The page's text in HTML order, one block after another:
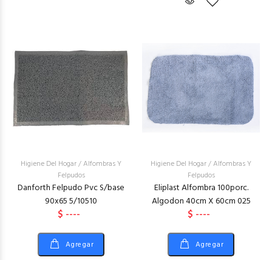
Higiene Del Hogar/Alfombras Y
Felpudos
Danforth Felpudo Pvc S/base
90x65 5/10510
$ ----
Agregar
Higiene Del Hogar/Alfombras Y
Felpudos
Eliplast Alfombra 100porc.
Algodon 40cm X 60cm 025
$ ----
Agregar